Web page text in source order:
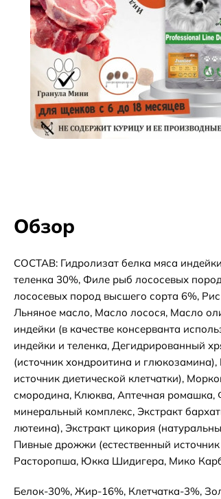
Обзор
СОСТАВ: Гидролизат белка мяса
теленка 30%, Филе рыб лососевых
лососевых пород высшего сорта 6%,
Льняное масло, Масло лосося, Масло
индейки (в качестве консерванта
индейки и теленка, Дегидрированный
(источник хондроитина и
источник диетической клетчатки),
смородина, Клюква, Аптечная
минеральный комплекс, Экстракт
лютеина), Экстракт цикория
Пивные дрожжи (естественный
Расторопша, Юкка Шидигера, Мико
Белок-30%, Жир-16%, Клетчатка-3%,